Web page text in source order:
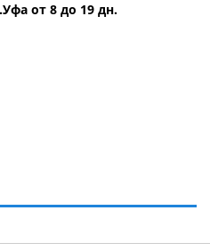
от 8 до 19 дн.